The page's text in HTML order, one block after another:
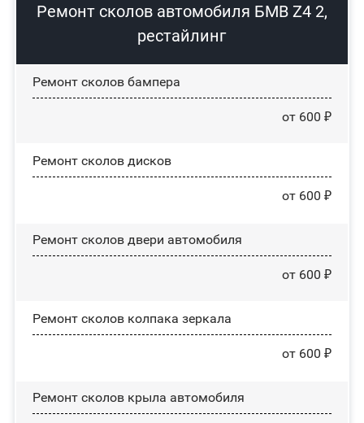
Ремонт сколов автомобиля БМВ Z4 2,
рестайлинг
Ремонт сколов бампера
от 600 ₽
Ремонт сколов дисков
от 600 ₽
Ремонт сколов двери автомобиля
от 600 ₽
Ремонт сколов колпака зеркала
от 600 ₽
Ремонт сколов крыла автомобиля